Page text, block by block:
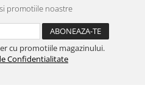
promotiile noastre
cu promotiile magazinului.
Confidentialitate